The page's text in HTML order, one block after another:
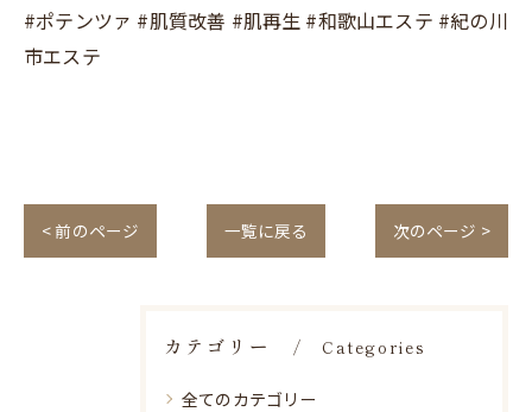
#ポテンツァ #肌質改善 #肌再生 #和歌山エステ #紀の川
市エステ
< 前のページ 一覧に戻る 次のページ >
カテゴリー Categories
全てのカテゴリー